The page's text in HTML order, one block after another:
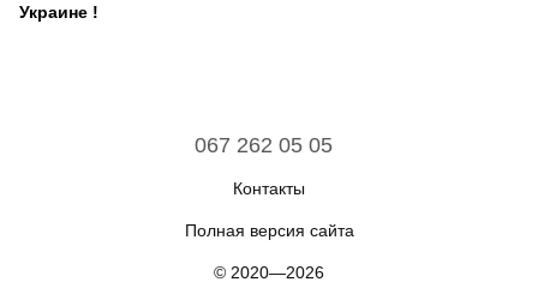
Украине !
067 262 05 05
Контакты
Полная версия сайта
© 2020—2026